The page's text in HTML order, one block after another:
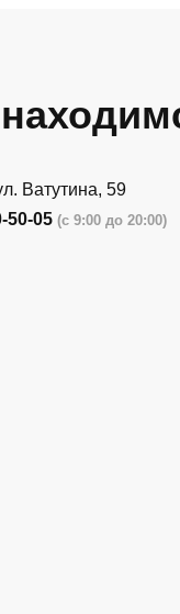
Ватутина, 59
50-05 (с 9:00 до 20:00)